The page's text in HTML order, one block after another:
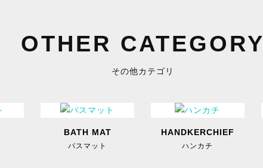
OTHER CATEGORY
その他カテゴリ
BATH MAT
バスマット
HANDKERCHIEF
ハンカチ